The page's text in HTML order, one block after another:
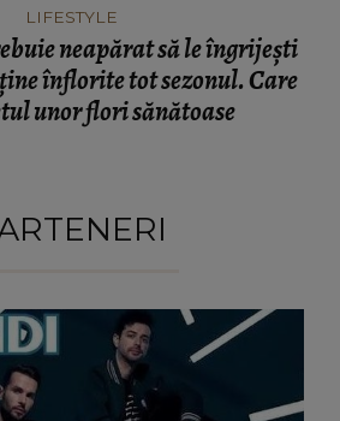
LIFESTYLE
neapărat să le îngrijești
înflorite tot sezonul. Care
unor flori sănătoase